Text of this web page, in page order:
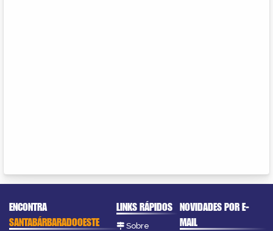
ENCONTRA
SANTABÁRBARADOOESTE
LINKS RÁPIDOS
Sobre
NOVIDADES POR E-
MAIL